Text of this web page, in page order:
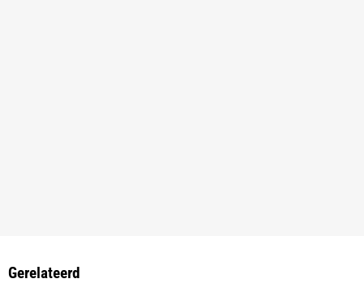
Gerelateerd